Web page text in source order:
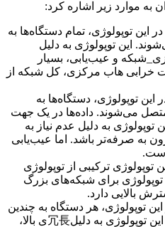
به موارد زیر اشاره کرد:
در این توپولوژی، تمام دستگاه‌ها به
این توپولوژی به دلیل
و عیب‌یابی، بسیار
خرابی هاب مرکزی، کل شبکه از
این توپولوژی، دستگاه‌ها به
می‌شوند. داده‌ها در یک جهت
به دلیل عدم نیاز به
به صرفه‌تر باشد. اما عیب‌یابی
است.
توپولوژی ترکیبی از توپولوژی
برای شبکه‌های بزرگ
بالایی دارد.
توپولوژی، هر دستگاه به چندین
دستگاه دیگر متصل است. این توپولوژی به دلیل冗長ی بالا،